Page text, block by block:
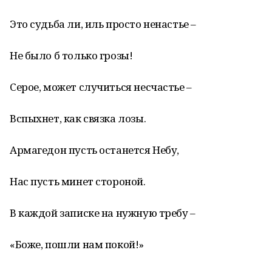
Это судьба ли, иль просто ненастье –
Не было б только грозы!
Серое, может случиться несчастье –
Вспыхнет, как связка лозы.
Армагедон пусть останется Небу,
Нас пусть минет стороной.
В каждой записке на нужную требу –
«Боже, пошли нам покой!»